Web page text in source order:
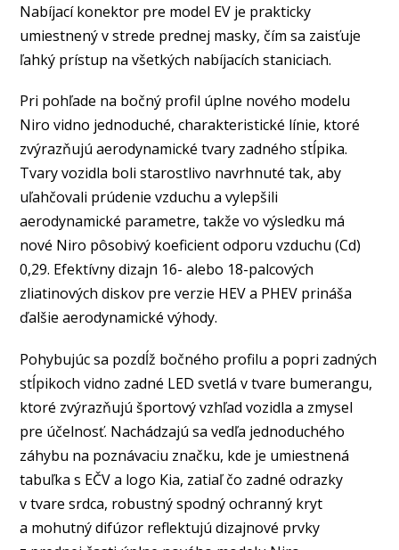
Nabíjací konektor pre model EV je prakticky
umiestnený v strede prednej masky, čím sa zaisťuje
ľahký prístup na všetkých nabíjacích staniciach.
Pri pohľade na bočný profil úplne nového modelu
Niro vidno jednoduché, charakteristické línie, ktoré
zvýrazňujú aerodynamické tvary zadného stĺpika.
Tvary vozidla boli starostlivo navrhnuté tak, aby
uľahčovali prúdenie vzduchu a vylepšili
aerodynamické parametre, takže vo výsledku má
nové Niro pôsobivý koeficient odporu vzduchu (Cd)
0,29. Efektívny dizajn 16- alebo 18-palcových
zliatinových diskov pre verzie HEV a PHEV prináša
ďalšie aerodynamické výhody.
Pohybujúc sa pozdĺž bočného profilu a popri zadných
stĺpikoch vidno zadné LED svetlá v tvare bumerangu,
ktoré zvýrazňujú športový vzhľad vozidla a zmysel
pre účelnosť. Nachádzajú sa vedľa jednoduchého
záhybu na poznávaciu značku, kde je umiestnená
tabuľka s EČV a logo Kia, zatiaľ čo zadné odrazky
v tvare srdca, robustný spodný ochranný kryt
a mohutný difúzor reflektujú dizajnové prvky